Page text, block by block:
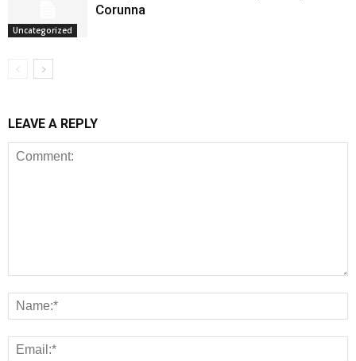
Uncategorized
Corunna
LEAVE A REPLY